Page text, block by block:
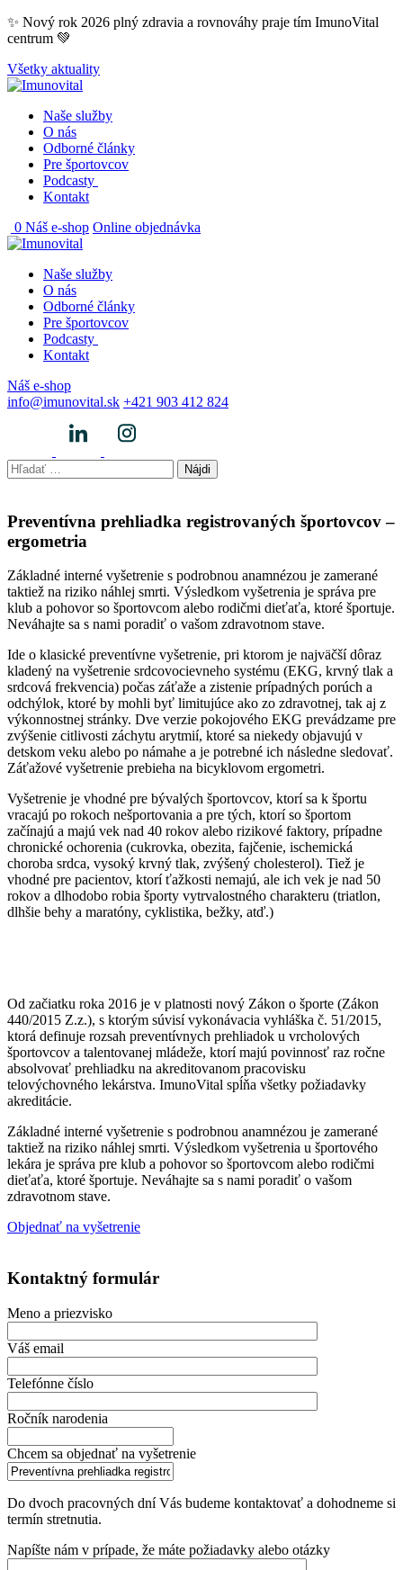
Skip
to
✨ Nový rok 2026 plný zdravia a rovnováhy praje tím ImunoVital
centrum 💚
Všetky aktuality
Naše služby
O nás
Odborné články
Pre športovcov
Podcasty
Kontakt
0 Náš e-shop Online objednávka
Naše služby
O nás
Odborné články
Pre športovcov
Podcasty
Kontakt
Náš e-shop
info@imunovital.sk +421 903 412 824
Hľadať:
Preventívna prehliadka registrovaných športovcov –
ergometria
Základné interné vyšetrenie s podrobnou anamnézou je zamerané
taktiež na riziko náhlej smrti. Výsledkom vyšetrenia je správa pre
klub a pohovor so športovcom alebo rodičmi dieťaťa, ktoré športuje.
Neváhajte sa s nami poradiť o vašom zdravotnom stave.
Ide o klasické preventívne vyšetrenie, pri ktorom je najväčší dôraz
kladený na vyšetrenie srdcovocievneho systému (EKG, krvný tlak a
srdcová frekvencia) počas záťaže a zistenie prípadných porúch a
odchýlok, ktoré by mohli byť limitujúce ako zo zdravotnej, tak aj z
výkonnostnej stránky. Dve verzie pokojového EKG prevádzame pre
zvýšenie citlivosti záchytu arytmií, ktoré sa niekedy objavujú v
detskom veku alebo po námahe a je potrebné ich následne sledovať.
Záťažové vyšetrenie prebieha na bicyklovom ergometri.
Vyšetrenie je vhodné pre bývalých športovcov, ktorí sa k športu
vracajú po rokoch nešportovania a pre tých, ktorí so športom
začínajú a majú vek nad 40 rokov alebo rizikové faktory, prípadne
chronické ochorenia (cukrovka, obezita, fajčenie, ischemická
choroba srdca, vysoký krvný tlak, zvýšený cholesterol). Tiež je
vhodné pre pacientov, ktorí ťažkosti nemajú, ale ich vek je nad 50
rokov a dlhodobo robia športy vytrvalostného charakteru (triatlon,
dlhšie behy a maratóny, cyklistika, bežky, atď.)
Od začiatku roka 2016 je v platnosti nový Zákon o športe (Zákon
440/2015 Z.z.), s ktorým súvisí vykonávacia vyhláška č. 51/2015,
ktorá definuje rozsah preventívnych prehliadok u vrcholových
športovcov a talentovanej mládeže, ktorí majú povinnosť raz ročne
absolvovať prehliadku na akreditovanom pracovisku
telovýchovného lekárstva. ImunoVital spĺňa všetky požiadavky
akreditácie.
Základné interné vyšetrenie s podrobnou anamnézou je zamerané
taktiež na riziko náhlej smrti. Výsledkom vyšetrenia u športového
lekára je správa pre klub a pohovor so športovcom alebo rodičmi
dieťaťa, ktoré športuje. Neváhajte sa s nami poradiť o vašom
zdravotnom stave.
Objednať na vyšetrenie
Kontaktný formulár
Meno a priezvisko
Váš email
Telefónne číslo
Ročník narodenia
Chcem sa objednať na vyšetrenie
Do dvoch pracovných dní Vás budeme kontaktovať a dohodneme si
termín stretnutia.
Napíšte nám v prípade, že máte požiadavky alebo otázky